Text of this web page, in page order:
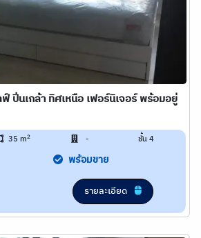
ฟ์ ปิ่นเกล้า ทิศเหนือ เฟอร์นิเจอร์ พร้อมอยู่
35 m2 - ชั้น 4
พร้อมขาย
รายละเอียด